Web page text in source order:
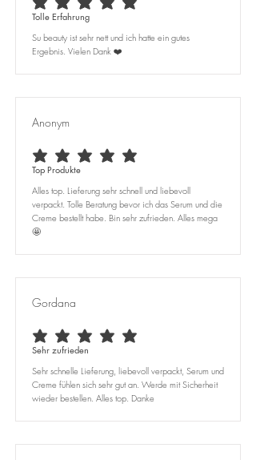
average rating is 5 out of 5
Tolle Erfahrung
Su beauty ist sehr nett und ich hatte ein gutes
Ergebnis. Vielen Dank ❤️
Anonym
average rating is 5 out of 5
Top Produkte
Alles top. Lieferung sehr schnell und liebevoll
verpackt. Tolle Beratung bevor ich das Serum und die
Creme bestellt habe. Bin sehr zufrieden. Alles mega
🤩
Gordana
average rating is 5 out of 5
Sehr zufrieden
Sehr schnelle Lieferung, liebevoll verpackt, Serum und
Creme fühlen sich sehr gut an. Werde mit Sicherheit
wieder bestellen. Alles top. Danke